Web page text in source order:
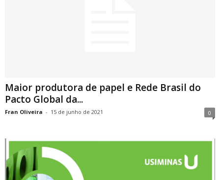
Maior produtora de papel e Rede Brasil do
Pacto Global da...
Fran Oliveira - 15 de junho de 2021 0